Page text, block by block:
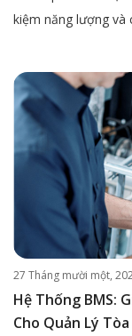
kiệm năng lượng và
27 Tháng mười một,
Hệ Thống BMS:
Cho Quản Lý